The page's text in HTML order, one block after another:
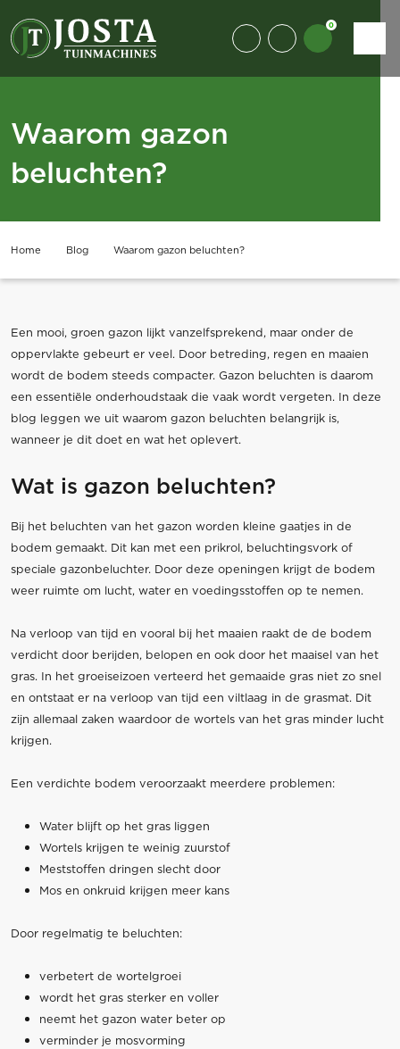
0
Waarom gazon
beluchten?
Home Blog Waarom gazon beluchten?
Een mooi, groen gazon lijkt vanzelfsprekend, maar onder de
oppervlakte gebeurt er veel. Door betreding, regen en maaien
wordt de bodem steeds compacter. Gazon beluchten is daarom
een essentiële onderhoudstaak die vaak wordt vergeten. In deze
blog leggen we uit waarom gazon beluchten belangrijk is,
wanneer je dit doet en wat het oplevert.
Wat is gazon beluchten?
Bij het beluchten van het gazon worden kleine gaatjes in de
bodem gemaakt. Dit kan met een prikrol, beluchtingsvork of
speciale gazonbeluchter. Door deze openingen krijgt de bodem
weer ruimte om lucht, water en voedingsstoffen op te nemen.
Na verloop van tijd en vooral bij het maaien raakt de de bodem
verdicht door berijden, belopen en ook door het maaisel van het
gras. In het groeiseizoen verteerd het gemaaide gras niet zo snel
en ontstaat er na verloop van tijd een viltlaag in de grasmat. Dit
zijn allemaal zaken waardoor de wortels van het gras minder lucht
krijgen.
Een verdichte bodem veroorzaakt meerdere problemen:
Water blijft op het gras liggen
Wortels krijgen te weinig zuurstof
Meststoffen dringen slecht door
Mos en onkruid krijgen meer kans
Door regelmatig te beluchten:
verbetert de wortelgroei
wordt het gras sterker en voller
neemt het gazon water beter op
verminder je mosvorming